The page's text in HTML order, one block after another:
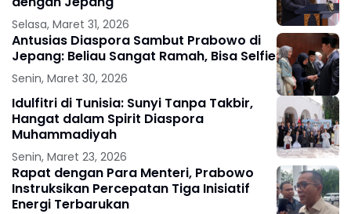
Selasa, Maret 31, 2026
Antusias Diaspora Sambut Prabowo di
Jepang: Beliau Sangat Ramah, Bisa Selfie
Senin, Maret 30, 2026
Idulfitri di Tunisia: Sunyi Tanpa Takbir,
Hangat dalam Spirit Diaspora
Muhammadiyah
Senin, Maret 23, 2026
Rapat dengan Para Menteri, Prabowo
Instruksikan Percepatan Tiga Inisiatif
Energi Terbarukan